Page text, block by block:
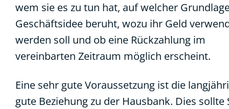
wem sie es zu tun hat, auf welcher
Geschäftsidee beruht, wozu ihr Geld
werden soll und ob eine Rückzahlung im
vereinbarten Zeitraum möglich erscheint.
Eine sehr gute Voraussetzung ist die
gute Beziehung zu der Hausbank. Dies sollte